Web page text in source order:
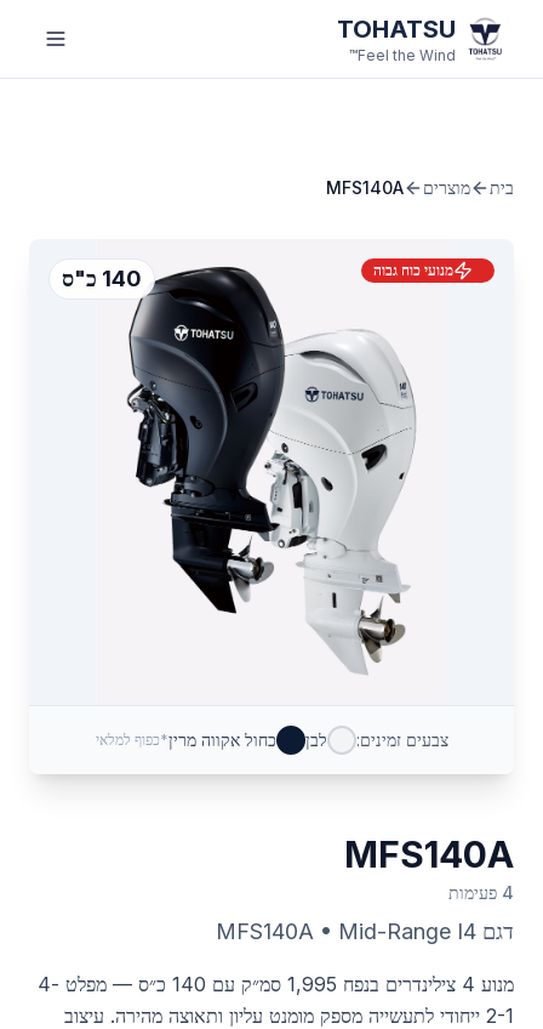
דלג לתוכן הראשי
TOHATSU
Feel the Wind™
בית מוצרים MFS140A
מנועי כוח גבוה 140 כ"ס
צבעים זמינים: לבן כחול אקווה מרין*כפוף למלאי
MFS140A
4 פעימות
דגם MFS140A • Mid-Range I4
מנוע 4 צילינדרים בנפח 1,995 סמ״ק עם 140 כ״ס — מפלט 4-
2-1 ייחודי לתעשייה מספק מומנט עליון ותאוצה מהירה. עיצוב